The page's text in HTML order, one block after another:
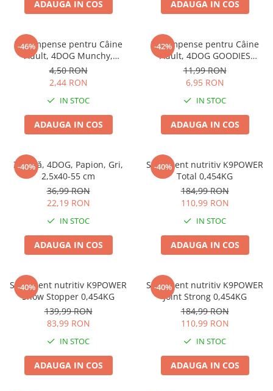
Pernuțe
Proteice
Umede
Îngrijire Pisici
Așternut Igienic Pisici
Igienă Pisici
Antiparazitare Pisici
Vitamine Pisici
Accesorii Pisici
Culcușuri & Saltele Pisici
Ansambluri Pisici
Castroane & Adapatori Pisici
Cuști & Genți Pisici
Litiere Pisici
Zgărzi & Hamuri
Păsări
Hrană Păsări
Meniuri Păsări
Suplimente Nutritive
Delicii Păsări
ADAUGA IN COS ADAUGA IN COS
-46%
Recompense pentru Câine
Adult, 4DOG Munchy,
Batoane, Vită, 12.5cm, 10
bucăți
4,50 RON
2,44 RON
IN STOC
ADAUGA IN COS
-42%
Recompense pentru Câine
Adult, 4DOG GOODIES
Barbecue, Cotlete de Miel,
100g
11,99 RON
6,95 RON
IN STOC
ADAUGA IN COS
-40%
Zgardă, 4DOG, Papion, Gri,
2,5x40-55 cm
36,99 RON
22,19 RON
IN STOC
ADAUGA IN COS
-40%
Supliment nutritiv K9POWER
Total 0,454KG
184,99 RON
110,99 RON
IN STOC
ADAUGA IN COS
-40%
Supliment nutritiv K9POWER
Show Stopper 0,454KG
139,99 RON
83,99 RON
IN STOC
ADAUGA IN COS
-40%
Supliment nutritiv K9POWER
Joint Strong 0,454KG
184,99 RON
110,99 RON
IN STOC
ADAUGA IN COS